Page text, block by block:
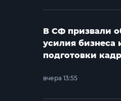
В СФ призвали
усилия бизнеса
подготовки
вчера 13:55